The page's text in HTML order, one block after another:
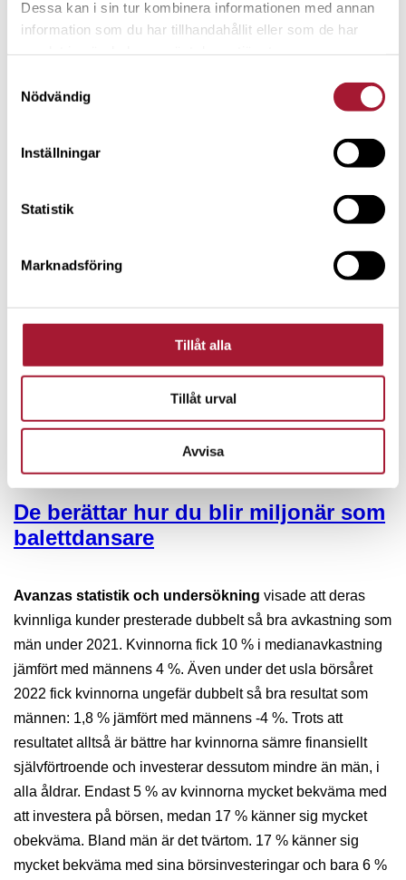
Dessa kan i sin tur kombinera informationen med annan
information som du har tillhandahållit eller som de har
Nödvändig
Inställningar
Statistik
Marknadsföring
Tillåt alla
Tillåt urval
Avvisa
Vi blir alla rikare och mer jämlika av
att involvera fler i ägande
NYHETER
De berättar hur du blir miljonär som
balettdansare
Avanzas statistik och undersökning visade att deras
kvinnliga kunder presterade dubbelt så bra avkastning som
män under 2021. Kvinnorna fick 10 % i medianavkastning
jämfört med männens 4 %. Även under det usla börsåret
2022 fick kvinnorna ungefär dubbelt så bra resultat som
männen: 1,8 % jämfört med männens -4 %. Trots att
resultatet alltså är bättre har kvinnorna sämre finansiellt
självförtroende och investerar dessutom mindre än män, i
alla åldrar. Endast 5 % av kvinnorna mycket bekväma med
att investera på börsen, medan 17 % känner sig mycket
obekväma. Bland män är det tvärtom. 17 % känner sig
mycket bekväma med sina börsinvesteringar och bara 6 %